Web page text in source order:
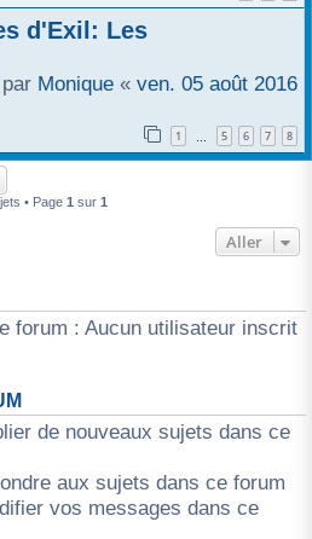
d'Exil: Les
Monique « ven. 05 août 2016
1 … 5 6 7 8
• Page 1 sur 1
Aller
forum : Aucun utilisateur inscrit
de nouveaux sujets dans ce
aux sujets dans ce forum
vos messages dans ce